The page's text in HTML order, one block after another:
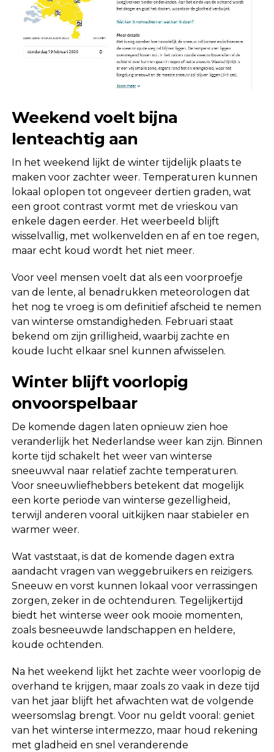
Weekend voelt bijna
lenteachtig aan
In het weekend lijkt de winter tijdelijk plaats te
maken voor zachter weer. Temperaturen kunnen
lokaal oplopen tot ongeveer dertien graden, wat
een groot contrast vormt met de vrieskou van
enkele dagen eerder. Het weerbeeld blijft
wisselvallig, met wolkenvelden en af en toe regen,
maar echt koud wordt het niet meer.
Voor veel mensen voelt dat als een voorproefje
van de lente, al benadrukken meteorologen dat
het nog te vroeg is om definitief afscheid te nemen
van winterse omstandigheden. Februari staat
bekend om zijn grilligheid, waarbij zachte en
koude lucht elkaar snel kunnen afwisselen.
Winter blijft voorlopig
onvoorspelbaar
De komende dagen laten opnieuw zien hoe
veranderlijk het Nederlandse weer kan zijn. Binnen
korte tijd schakelt het weer van winterse
sneeuwval naar relatief zachte temperaturen.
Voor sneeuwliefhebbers betekent dat mogelijk
een korte periode van winterse gezelligheid,
terwijl anderen vooral uitkijken naar stabieler en
warmer weer.
Wat vaststaat, is dat de komende dagen extra
aandacht vragen van weggebruikers en reizigers.
Sneeuw en vorst kunnen lokaal voor verrassingen
zorgen, zeker in de ochtenduren. Tegelijkertijd
biedt het winterse weer ook mooie momenten,
zoals besneeuwde landschappen en heldere,
koude ochtenden.
Na het weekend lijkt het zachte weer voorlopig de
overhand te krijgen, maar zoals zo vaak in deze tijd
van het jaar blijft het afwachten wat de volgende
weersomslag brengt. Voor nu geldt vooral: geniet
van het winterse intermezzo, maar houd rekening
met gladheid en snel veranderende